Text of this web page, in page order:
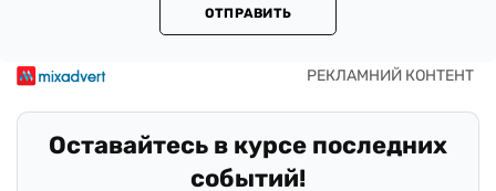
ОТПРАВИТЬ
Оставайтесь в курсе последних
событий!